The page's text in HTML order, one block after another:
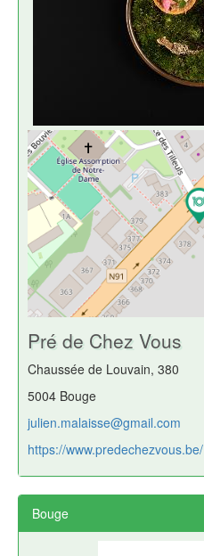
Pré de Chez Vous
Chaussée de Louvain, 380
5004 Bouge
julien.malaisse@gmail.com
https://www.predechezvous.be/
Bouge